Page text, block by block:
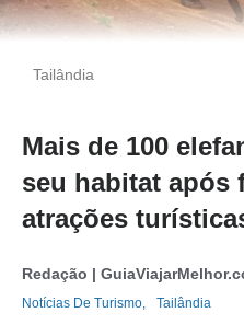
Tailândia
Mais de 100
seu habitat após
atrações
Redação |
Notícias De Turismo, Tailândia